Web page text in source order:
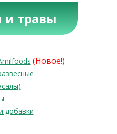
и травы
(Новое!)
добавки